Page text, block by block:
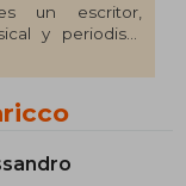
un escritor,
y periodista
premio literario
novela Océano
causa. En 2024